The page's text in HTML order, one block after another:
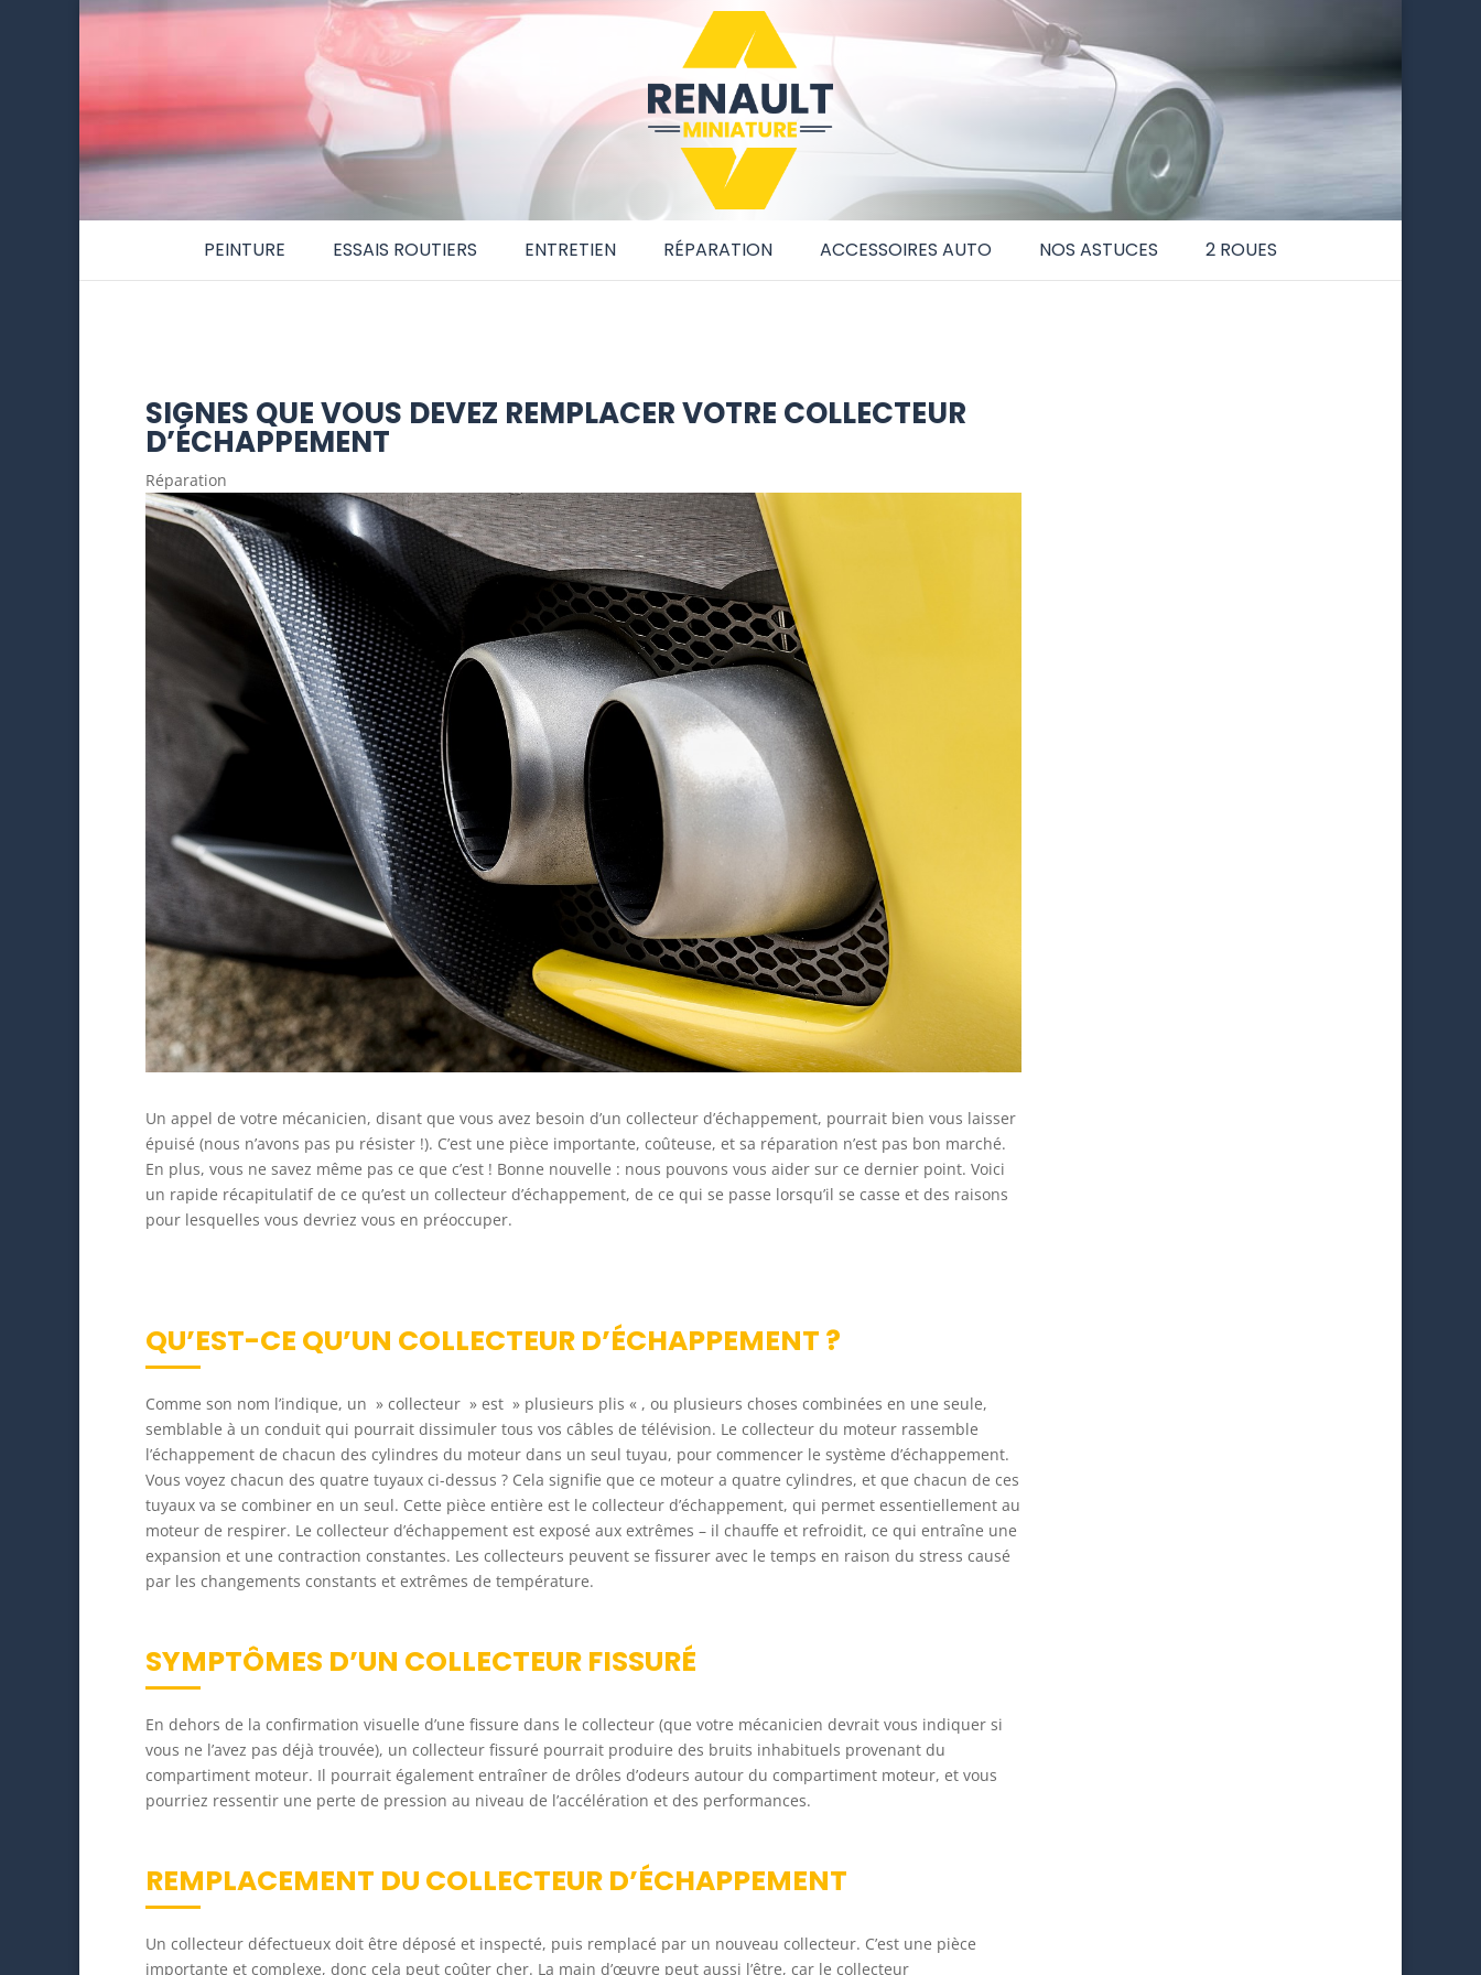
PEINTURE ESSAIS ROUTIERS ENTRETIEN RÉPARATION ACCESSOIRES AUTO NOS ASTUCES 2 ROUES
SIGNES QUE VOUS DEVEZ REMPLACER VOTRE COLLECTEUR
D’ÉCHAPPEMENT
Réparation
Un appel de votre mécanicien, disant que vous avez besoin d’un collecteur d’échappement, pourrait bien vous laisser
épuisé (nous n’avons pas pu résister !). C’est une pièce importante, coûteuse, et sa réparation n’est pas bon marché.
En plus, vous ne savez même pas ce que c’est ! Bonne nouvelle : nous pouvons vous aider sur ce dernier point. Voici
un rapide récapitulatif de ce qu’est un collecteur d’échappement, de ce qui se passe lorsqu’il se casse et des raisons
pour lesquelles vous devriez vous en préoccuper.
QU’EST-CE QU’UN COLLECTEUR D’ÉCHAPPEMENT ?
Comme son nom l’indique, un » collecteur » est » plusieurs plis « , ou plusieurs choses combinées en une seule,
semblable à un conduit qui pourrait dissimuler tous vos câbles de télévision. Le collecteur du moteur rassemble
l’échappement de chacun des cylindres du moteur dans un seul tuyau, pour commencer le système d’échappement.
Vous voyez chacun des quatre tuyaux ci-dessus ? Cela signifie que ce moteur a quatre cylindres, et que chacun de ces
tuyaux va se combiner en un seul. Cette pièce entière est le collecteur d’échappement, qui permet essentiellement au
moteur de respirer. Le collecteur d’échappement est exposé aux extrêmes – il chauffe et refroidit, ce qui entraîne une
expansion et une contraction constantes. Les collecteurs peuvent se fissurer avec le temps en raison du stress causé
par les changements constants et extrêmes de température.
SYMPTÔMES D’UN COLLECTEUR FISSURÉ
En dehors de la confirmation visuelle d’une fissure dans le collecteur (que votre mécanicien devrait vous indiquer si
vous ne l’avez pas déjà trouvée), un collecteur fissuré pourrait produire des bruits inhabituels provenant du
compartiment moteur. Il pourrait également entraîner de drôles d’odeurs autour du compartiment moteur, et vous
pourriez ressentir une perte de pression au niveau de l’accélération et des performances.
REMPLACEMENT DU COLLECTEUR D’ÉCHAPPEMENT
Un collecteur défectueux doit être déposé et inspecté, puis remplacé par un nouveau collecteur. C’est une pièce
importante et complexe, donc cela peut coûter cher. La main d’œuvre peut aussi l’être, car le collecteur